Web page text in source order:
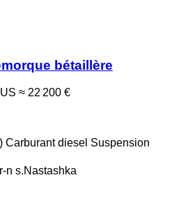
bétaillère
≈ 22 200 €
Carburant diesel Suspension
n s.Nastashka